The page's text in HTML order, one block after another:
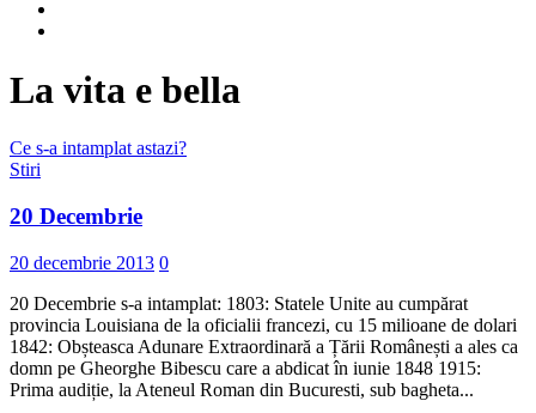
La vita e bella
Ce s-a intamplat astazi?
Stiri
20 Decembrie
20 decembrie 2013 0
20 Decembrie s-a intamplat: 1803: Statele Unite au cumpărat
provincia Louisiana de la oficialii francezi, cu 15 milioane de dolari
1842: Obșteasca Adunare Extraordinară a Țării Românești a ales ca
domn pe Gheorghe Bibescu care a abdicat în iunie 1848 1915:
Prima audiție, la Ateneul Roman din Bucuresti, sub bagheta...